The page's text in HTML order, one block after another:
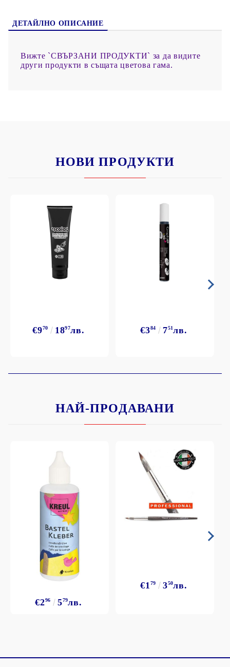
ДЕТАЙЛНО ОПИСАНИЕ
Вижте `СВЪРЗАНИ ПРОДУКТИ` за да видите
други продукти в същата цветова гама.
НОВИ ПРОДУКТИ
€970 1897лв. €384 751лв.
НАЙ-ПРОДАВАНИ
€296 579лв.
€1 79 350лв.